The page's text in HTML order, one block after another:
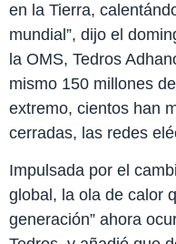
en la Tierra,
mundial”, dijo el
la OMS, Tedros
mismo 150 millones
extremo, cientos han
cerradas, las redes
Impulsada por el
global, la ola de calor
generación” ahora